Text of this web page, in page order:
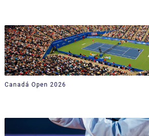
Canadá Open 2026